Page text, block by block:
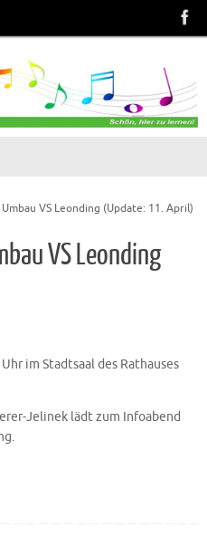
VS Leonding (Update: 11. April)
VS Leonding
im Stadtsaal des Rathauses
Jelinek lädt zum Infoabend